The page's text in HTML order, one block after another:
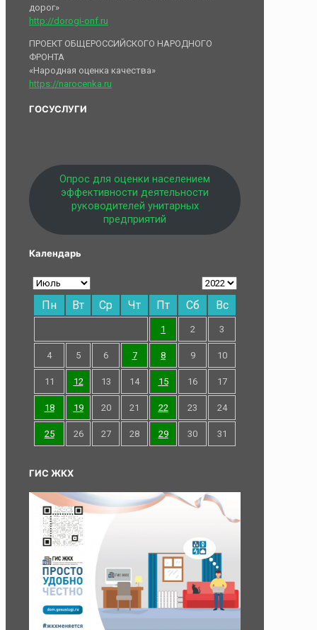
дорог»
http://dorogi-onf.ru
ПРОЕКТ ОБЩЕРОССИЙСКОГО НАРОДНОГО
ФРОНТА
«Народная оценка качества»
https://narocenka.ru
ГОСУСЛУГИ
Опрос для оценки населением
эффективности деятельности
руководителей унитарных
предприятий
Календарь
Пн Вт Ср Чт Пт Сб Вс
1 2 3
4 5 6 7 8 9 10
11 12 13 14 15 16 17
18 19 20 21 22 23 24
25 26 27 28 29 30 31
ГИС ЖКХ